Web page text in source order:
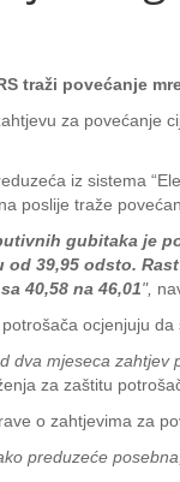
traži povećanje
za povećanje
iz sistema
poslije traže
gubitaka je
od 39,95 odsto.
40,58 na 46,01",
ocjenjuju da
dva mjeseca
za zaštitu
o zahtjevima za
preduzeće